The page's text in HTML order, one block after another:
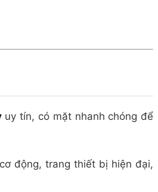
uy tín, có mặt nhanh chóng để
động, trang thiết bị hiện đại,